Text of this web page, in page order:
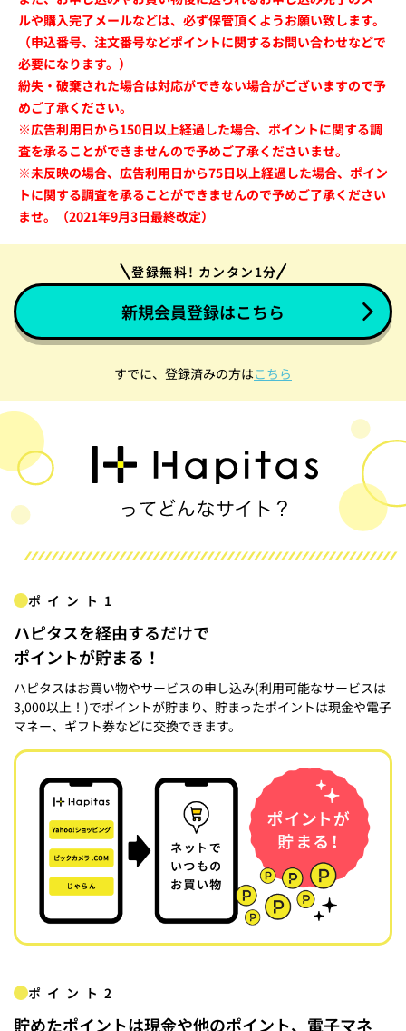
ルや購入完了メールなどは、必ず保管頂くようお願い致します。
（申込番号、注文番号などポイントに関するお問い合わせなどで
必要になります。）
紛失・破棄された場合は対応ができない場合がございますので予
めご了承ください。
※広告利用日から150日以上経過した場合、ポイントに関する調
査を承ることができませんので予めご了承くださいませ。
※未反映の場合、広告利用日から75日以上経過した場合、ポイン
トに関する調査を承ることができませんので予めご了承ください
ませ。（2021年9月3日最終改定）
登録無料! カンタン1分
新規会員登録はこちら
すでに、登録済みの方はこちら
ポイント1
ハピタスを経由するだけで
ポイントが貯まる！
ハピタスはお買い物やサービスの申し込み(利用可能なサービスは
3,000以上！)でポイントが貯まり、貯まったポイントは現金や電子
マネー、ギフト券などに交換できます。
ポイント2
貯めたポイントは現金や他のポイント、電子マネ